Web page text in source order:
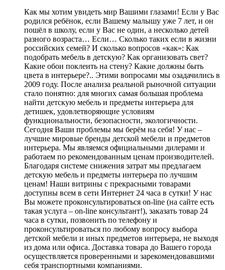
Как мы хотим увидеть мир Вашими глазами! Если у Вас
родился ребёнок, если Вашему малышу уже 7 лет, и он
пошёл в школу, если у Вас не один, а несколько детей
разного возраста… Если… Сколько таких если в жизни
российских семей? И сколько вопросов «как»: Как
подобрать мебель в детскую? Как организовать свет?
Какие обои поклеить на стену? Какие должны быть
цвета в интерьере?.. Этими вопросами мы озадачились в
2009 году. После анализа реальной рыночной ситуации
стало понятно: для многих самая большая проблема
найти детскую мебель и предметы интерьера для
детишек, удовлетворяющие условиям
функциональности, безопасности, экологичности.
Сегодня Ваши проблемы мы берём на себя! У нас –
лучшие мировые бренды детской мебели и предметов
интерьера. Мы являемся официальными дилерами и
работаем по рекомендованным ценам производителей.
Благодаря системе снижения затрат мы предлагаем
детскую мебель и предметы интерьера по лучшим
ценам! Наши витрины с прекрасными товарами
доступны всем в сети Интернет 24 часа в сутки! У нас
Вы можете проконсультироваться on-line (на сайте есть
такая услуга – on-line консультант!), заказать товар 24
часа в сутки, позвонить по телефону и
проконсультироваться по любому вопросу выбора
детской мебели и иных предметов интерьера, не выходя
из дома или офиса. Доставка товара до Вашего города
осуществляется проверенными и зарекомендовавшими
себя транспортными компаниями.